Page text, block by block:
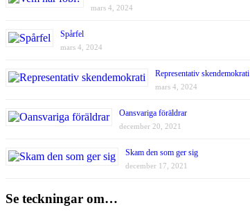
mars 4, 2024
Spårfel
mars 4, 2024
Representativ skendemokrati
mars 4, 2024
Oansvariga föräldrar
december 20, 2021
Skam den som ger sig
december 17, 2021
Se teckningar om…